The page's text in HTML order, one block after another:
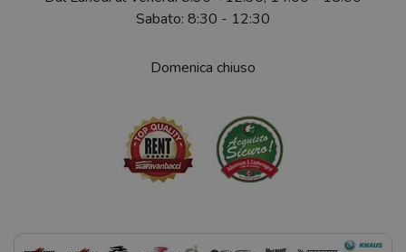
Sabato: 8:30 - 12:30
Domenica chiuso